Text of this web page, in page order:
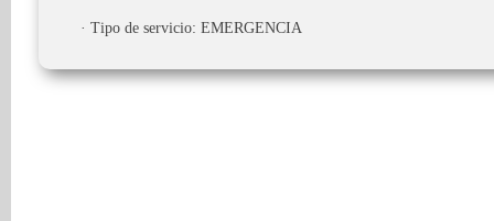
· Tipo de servicio: EMERGENCIA